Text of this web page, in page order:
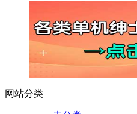
网站分类